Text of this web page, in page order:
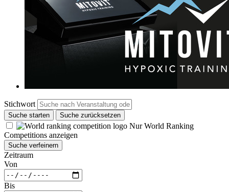
Stichwort
Suche starten Suche zurücksetzen
Nur World Ranking
Competitions anzeigen
Suche verfeinern
Zeitraum
Von
Bis